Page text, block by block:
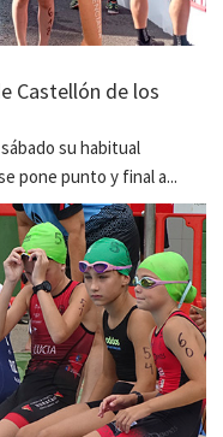
Castellón de los
su habitual
pone punto y final a...